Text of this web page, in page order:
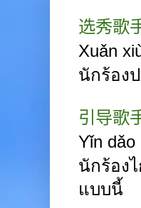
选秀歌
Xuǎn
นักร้อง
引导歌
Yǐn dǎo
นักร้อง
แบบนี้